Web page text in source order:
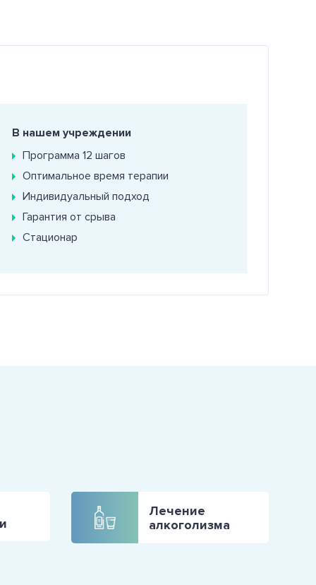
В нашем учреждении
Программа 12 шагов
Оптимальное время терапии
Индивидуальный подход
Гарантия от срыва
Стационар
Лечение
алкоголизма